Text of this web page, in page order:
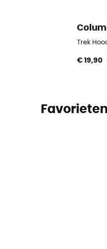
Trek
€ 19,90
Favorieten